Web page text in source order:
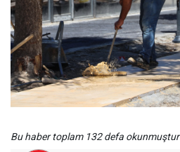
Bu haber toplam 132 defa okunmuştur